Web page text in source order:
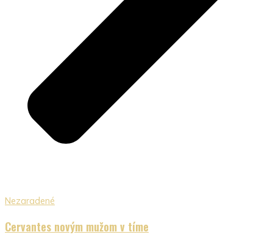
Nezaradené
Cervantes novým mužom v tíme